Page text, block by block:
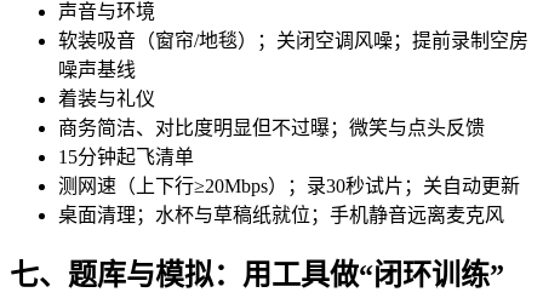
声音与环境
软装吸音（窗帘/地毯）；关闭空调风噪；提前录制空房
噪声基线
着装与礼仪
商务简洁、对比度明显但不过曝；微笑与点头反馈
15分钟起飞清单
测网速（上下行≥20Mbps）；录30秒试片；关自动更新
桌面清理；水杯与草稿纸就位；手机静音远离麦克风
七、题库与模拟：用工具做“闭环训练”